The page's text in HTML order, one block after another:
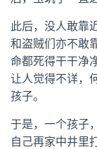
此后，没人敢靠
和盗贼们亦不敢
命都死得干干净
让人觉得不详，
孩子。
于是，一个孩子
自己再家中井里